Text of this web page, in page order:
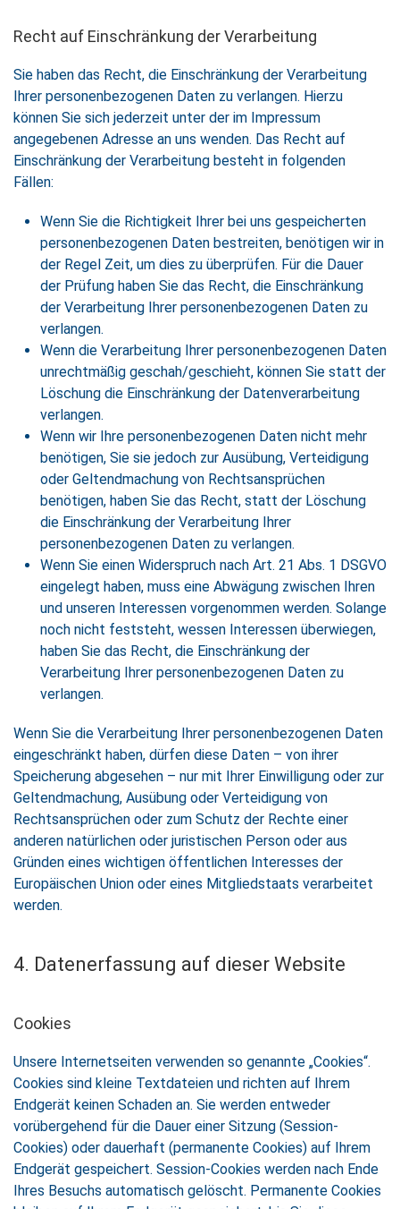
Recht auf Einschränkung der Verarbeitung
Sie haben das Recht, die Einschränkung der Verarbeitung
Ihrer personenbezogenen Daten zu verlangen. Hierzu
können Sie sich jederzeit unter der im Impressum
angegebenen Adresse an uns wenden. Das Recht auf
Einschränkung der Verarbeitung besteht in folgenden
Fällen:
Wenn Sie die Richtigkeit Ihrer bei uns gespeicherten
personenbezogenen Daten bestreiten, benötigen wir in
der Regel Zeit, um dies zu überprüfen. Für die Dauer
der Prüfung haben Sie das Recht, die Einschränkung
der Verarbeitung Ihrer personenbezogenen Daten zu
verlangen.
Wenn die Verarbeitung Ihrer personenbezogenen Daten
unrechtmäßig geschah/geschieht, können Sie statt der
Löschung die Einschränkung der Datenverarbeitung
verlangen.
Wenn wir Ihre personenbezogenen Daten nicht mehr
benötigen, Sie sie jedoch zur Ausübung, Verteidigung
oder Geltendmachung von Rechtsansprüchen
benötigen, haben Sie das Recht, statt der Löschung
die Einschränkung der Verarbeitung Ihrer
personenbezogenen Daten zu verlangen.
Wenn Sie einen Widerspruch nach Art. 21 Abs. 1 DSGVO
eingelegt haben, muss eine Abwägung zwischen Ihren
und unseren Interessen vorgenommen werden. Solange
noch nicht feststeht, wessen Interessen überwiegen,
haben Sie das Recht, die Einschränkung der
Verarbeitung Ihrer personenbezogenen Daten zu
verlangen.
Wenn Sie die Verarbeitung Ihrer personenbezogenen Daten
eingeschränkt haben, dürfen diese Daten – von ihrer
Speicherung abgesehen – nur mit Ihrer Einwilligung oder zur
Geltendmachung, Ausübung oder Verteidigung von
Rechtsansprüchen oder zum Schutz der Rechte einer
anderen natürlichen oder juristischen Person oder aus
Gründen eines wichtigen öffentlichen Interesses der
Europäischen Union oder eines Mitgliedstaats verarbeitet
werden.
4. Datenerfassung auf dieser Website
Cookies
Unsere Internetseiten verwenden so genannte „Cookies“.
Cookies sind kleine Textdateien und richten auf Ihrem
Endgerät keinen Schaden an. Sie werden entweder
vorübergehend für die Dauer einer Sitzung (Session-
Cookies) oder dauerhaft (permanente Cookies) auf Ihrem
Endgerät gespeichert. Session-Cookies werden nach Ende
Ihres Besuchs automatisch gelöscht. Permanente Cookies